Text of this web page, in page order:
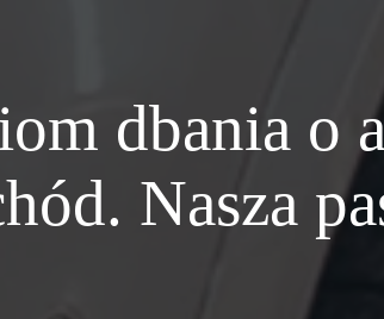
dbania o
Nasza